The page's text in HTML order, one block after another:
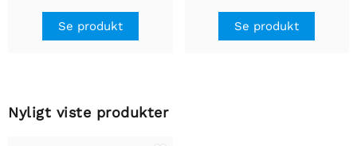
Se produkt Se produkt
Nyligt viste produkter